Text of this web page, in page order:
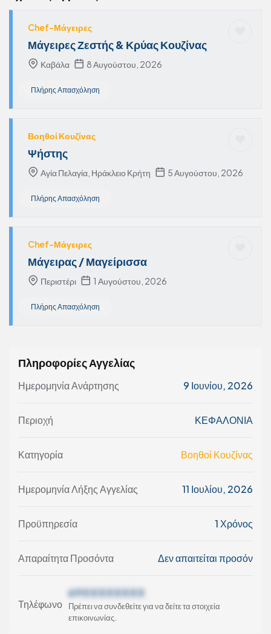
Chef-Μάγειρες
Μάγειρες Ζεστής & Κρύας Κουζίνας
Καβάλα 8 Αυγούστου, 2026
Πλήρης Απασχόληση
Βοηθοί Κουζίνας
Ψήστης
Αγία Πελαγία, Ηράκλειο Κρήτη 5 Αυγούστου, 2026
Πλήρης Απασχόληση
Chef-Μάγειρες
Μάγειρας / Μαγείρισσα
Περιστέρι 1 Αυγούστου, 2026
Πλήρης Απασχόληση
Πληροφορίες Αγγελίας
Ημερομηνία Ανάρτησης 9 Ιουνίου, 2026
Περιοχή ΚΕΦΑΛΟΝΙΑ
Κατηγορία Βοηθοί Κουζίνας
Ημερομηνία Λήξης Αγγελίας 11 Ιουλίου, 2026
Προϋπηρεσία 1 Χρόνος
Απαραίτητα Προσόντα Δεν απαιτείται προσόν
Τηλέφωνο
69XXXXXXXX
Πρέπει να συνδεθείτε για να δείτε τα στοιχεία
επικοινωνίας.